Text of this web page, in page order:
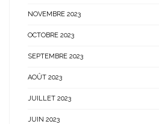
NOVEMBRE 2023
OCTOBRE 2023
SEPTEMBRE 2023
AOÛT 2023
JUILLET 2023
JUIN 2023